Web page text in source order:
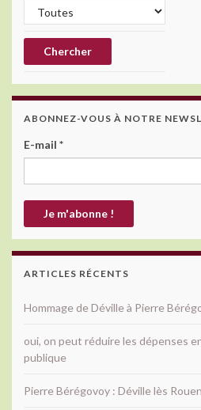
ABONNEZ-VOUS À NOTRE
E-mail *
ARTICLES RÉCENTS
Hommage de Déville à Pierre
oui, on peut réduire les dépenses
publique
Pierre Bérégovoy : Déville lès